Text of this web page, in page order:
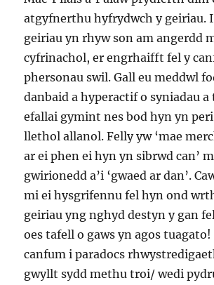
atgyfnerthu hyfrydwch y geiriau. I
geiriau yn rhyw son am angerdd
cyfrinachol, er engrhaifft fel y
phersonau swil. Gall eu meddwl
danbaid a hyperactif o syniadau a
efallai gymint nes bod hyn yn
llethol allanol. Felly yw ‘mae
ar ei phen ei hyn yn sibrwd can’
gwirionedd a’i ‘gwaed ar dan’.
mi ei hysgrifennu fel hyn ond
geiriau yng nghyd destyn y gan
oes tafell o gaws yn agos tuagato!
canfum i paradocs
gwyllt sydd methu troi/ wedi